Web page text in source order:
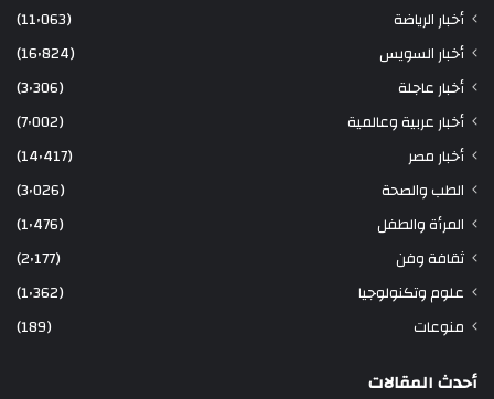
أخبار الرياضة
(11٬063)
أخبار السويس
(16٬824)
أخبار عاجلة
(3٬306)
أخبار عربية وعالمية
(7٬002)
أخبار مصر
(14٬417)
الطب والصحة
(3٬026)
المرأة والطفل
(1٬476)
ثقافة وفن
(2٬177)
علوم وتكنولوجيا
(1٬362)
منوعات
(189)
أحدث المقالات